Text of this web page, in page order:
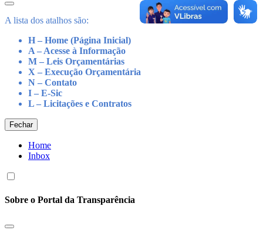
A lista dos atalhos são:
H – Home (Página Inicial)
A – Acesse à Informação
M – Leis Orçamentárias
X – Execução Orçamentária
N – Contato
I – E-Sic
L – Licitações e Contratos
Fechar
Home
Inbox
Sobre o Portal da Transparência